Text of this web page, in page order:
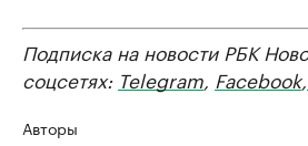
Подписка на новости РБК
соцсетях: Telegram, Facebook,
Авторы